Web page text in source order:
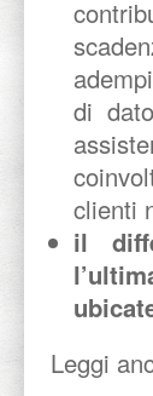
di
clienti
il
Leggi